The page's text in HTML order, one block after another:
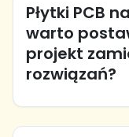
Płytki PCB
warto
projekt
rozwiązań?